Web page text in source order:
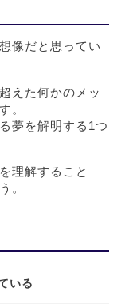
像だと思ってい
えた何かのメッ
。
夢を解明する1つ
理解すること
。
いる